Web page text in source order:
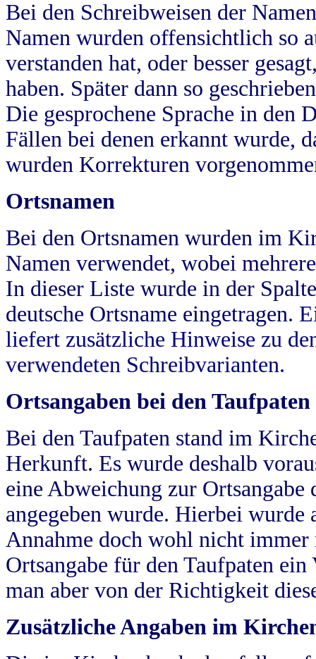
Bei den Schreibweisen der
Namen wurden offensichtlich so
verstanden hat, oder besser
haben. Später dann so
Die gesprochene Sprache in
Fällen bei denen erkannt wurde,
wurden Korrekturen
Ortsnamen
Bei den Ortsnamen wurden im
Namen verwendet, wobei
In dieser Liste wurde in der
deutsche Ortsname eingetragen.
liefert zusätzliche Hinweise zu
verwendeten Schreibvarianten.
Ortsangaben bei den Taufpaten
Bei den Taufpaten stand im
Herkunft. Es wurde deshalb
eine Abweichung zur
angegeben wurde. Hierbei wurde
Annahme doch wohl nicht
Ortsangabe für den Taufpaten
man aber von der Richtigkeit
Zusätzliche Angaben im